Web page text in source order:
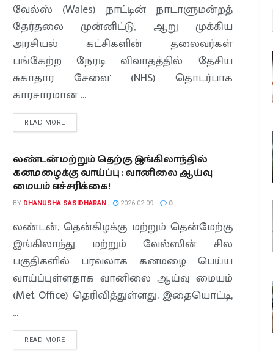
வேல்ஸ் (Wales) நாட்டின் நாடாளுமன்றத்
தேர்தலை முன்னிட்டு, ஆறு முக்கிய
அரசியல் கட்சிகளின் தலைவர்கள்
பங்கேற்ற நேரடி விவாதத்தில் 'தேசிய
சுகாதார சேவை' (NHS) தொடர்பாக
காரசாரமான ...
READ MORE
லண்டன் மற்றும் தெற்கு இங்கிலாந்தில்
கனமழைக்கு வாய்ப்பு : வானிலை ஆய்வு
மையம் எச்சரிக்கை!
BY DHANUSHA SASIDHARAN 2026-02-09 0
லண்டன், தென்கிழக்கு மற்றும் தென்மேற்கு
இங்கிலாந்து மற்றும் வேல்ஸின் சில
பகுதிகளில் பரவலாக கனமழை பெய்ய
வாய்ப்புள்ளதாக வானிலை ஆய்வு மையம்
(Met Office) தெரிவித்துள்ளது. இதையொட்டி,
...
READ MORE